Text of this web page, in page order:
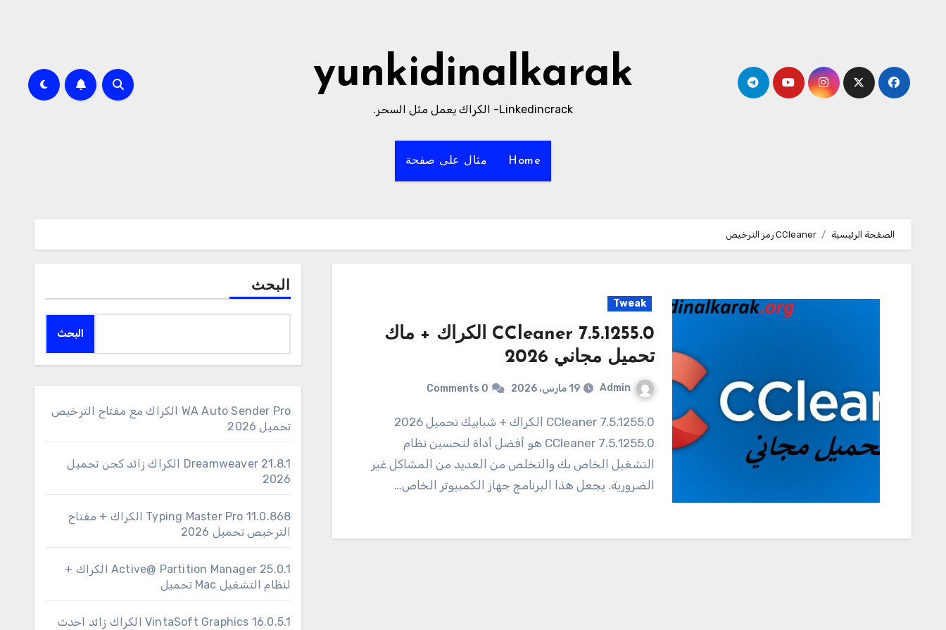
yunkidinalkarak
Linkedincrack- الكراك يعمل مثل السحر.
Home مثال على صفحة
الصفحة الرئيسية CCleaner رمز الترخيص
Tweak
CCleaner 7.5.1255.0 الكراك + ماك
تحميل مجاني 2026
Admin 19 مارس، 2026 0 Comments
7.5.1255.0 CCleaner الكراك + شبابيك تحميل 2026
7.5.1255.0 CCleaner هو أفضل أداة لتحسين نظام
التشغيل الخاص بك والتخلص من العديد من المشاكل غير
الضرورية. يجعل هذا البرنامج جهاز الكمبيوتر الخاص…
البحث
البحث
WA Auto Sender Pro الكراك مع مفتاح الترخيص
تحميل 2026
Dreamweaver 21.8.1 الكراك زائد كجن تحميل
2026
11.0.868 Typing Master Pro الكراك + مفتاح
الترخيص تحميل 2026
25.0.1 Active@ Partition Manager الكراك +
لنظام التشغيل Mac تحميل
16.0.5.1 VintaSoft Graphics الكراك زائد احدث